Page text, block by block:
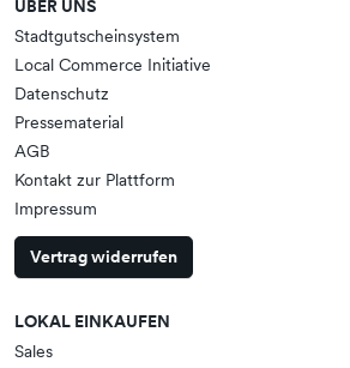
ÜBER UNS
Stadtgutscheinsystem
Local Commerce Initiative
Datenschutz
Pressematerial
AGB
Kontakt zur Plattform
Impressum
Vertrag widerrufen
LOKAL EINKAUFEN
Sales